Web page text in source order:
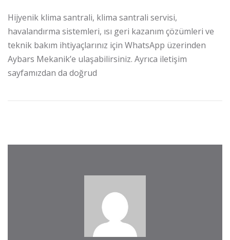
Hijyenik klima santrali, klima santrali servisi,
havalandırma sistemleri, ısı geri kazanım çözümleri ve
teknik bakım ihtiyaçlarınız için WhatsApp üzerinden
Aybars Mekanik’e ulaşabilirsiniz. Ayrıca iletişim
sayfamızdan da doğrud